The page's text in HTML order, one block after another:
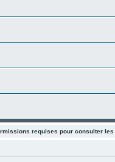
requises pour consulter les